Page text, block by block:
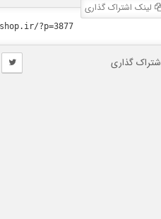
لینک اشتراک گذاری
گذاری